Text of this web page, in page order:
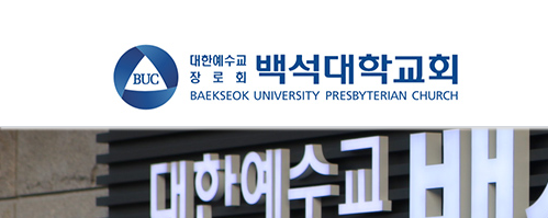
스케치북5
Sketchbook5,
스케치북5
스케치북5
Sketchbook5,
스케치북5